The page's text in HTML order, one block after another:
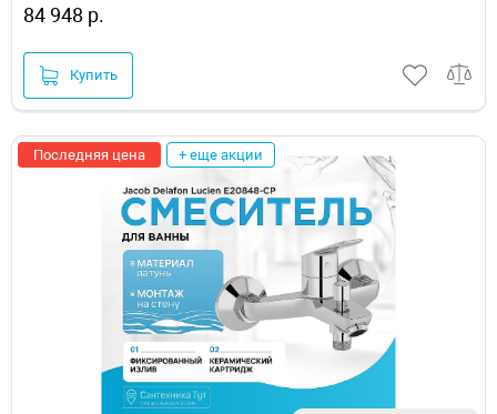
84 948 р.
Купить
Последняя цена + еще акции